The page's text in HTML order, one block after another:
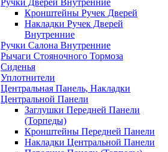
Ручки Дверей Внутренние
Кронштейны Ручек Дверей
Накладки Ручек Дверей
Внутренние
Ручки Салона Внутренние
Рычаги Стояночного Тормоза
Сиденья
Уплотнители
Центральная Панель, Накладки
Центральной Панели
Заглушки Передней Панели
(Торпеды)
Кронштейны Передней Панели
Накладки Центральной Панели